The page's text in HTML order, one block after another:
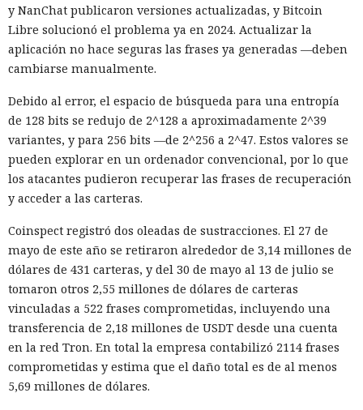
y NanChat publicaron versiones actualizadas, y Bitcoin
Libre solucionó el problema ya en 2024. Actualizar la
aplicación no hace seguras las frases ya generadas —deben
cambiarse manualmente.
Debido al error, el espacio de búsqueda para una entropía
de 128 bits se redujo de 2^128 a aproximadamente 2^39
variantes, y para 256 bits —de 2^256 a 2^47. Estos valores se
pueden explorar en un ordenador convencional, por lo que
los atacantes pudieron recuperar las frases de recuperación
y acceder a las carteras.
Coinspect registró dos oleadas de sustracciones. El 27 de
mayo de este año se retiraron alrededor de 3,14 millones de
dólares de 431 carteras, y del 30 de mayo al 13 de julio se
tomaron otros 2,55 millones de dólares de carteras
vinculadas a 522 frases comprometidas, incluyendo una
transferencia de 2,18 millones de USDT desde una cuenta
en la red Tron. En total la empresa contabilizó 2114 frases
comprometidas y estima que el daño total es de al menos
5,69 millones de dólares.